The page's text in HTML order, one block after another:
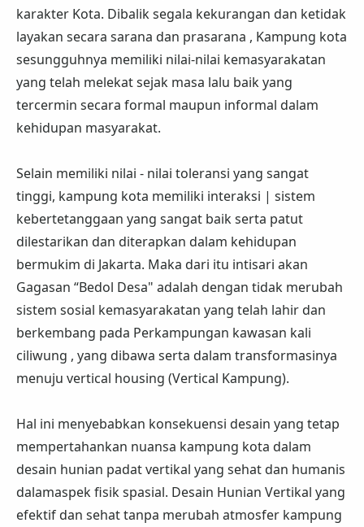
karakter Kota. Dibalik segala kekurangan dan ketidak
layakan secara sarana dan prasarana , Kampung kota
sesungguhnya memiliki nilai-nilai kemasyarakatan
yang telah melekat sejak masa lalu baik yang
tercermin secara formal maupun informal dalam
kehidupan masyarakat.
Selain memiliki nilai - nilai toleransi yang sangat
tinggi, kampung kota memiliki interaksi | sistem
kebertetanggaan yang sangat baik serta patut
dilestarikan dan diterapkan dalam kehidupan
bermukim di Jakarta. Maka dari itu intisari akan
Gagasan “Bedol Desa" adalah dengan tidak merubah
sistem sosial kemasyarakatan yang telah lahir dan
berkembang pada Perkampungan kawasan kali
ciliwung , yang dibawa serta dalam transformasinya
menuju vertical housing (Vertical Kampung).
Hal ini menyebabkan konsekuensi desain yang tetap
mempertahankan nuansa kampung kota dalam
desain hunian padat vertikal yang sehat dan humanis
dalamaspek fisik spasial. Desain Hunian Vertikal yang
efektif dan sehat tanpa merubah atmosfer kampung